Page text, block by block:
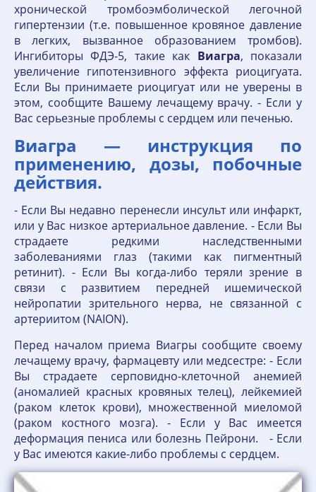
хронической тромбоэмболической легочной
гипертензии (т.е. повышенное кровяное давление
в легких, вызванное образованием тромбов).
Ингибиторы ФДЭ-5, такие как Виагра, показали
увеличение гипотензивного эффекта риоцигуата.
Если Вы принимаете риоцигуат или не уверены в
этом, сообщите Вашему лечащему врачу. - Если у
Вас серьезные проблемы с сердцем или печенью.
Виагра — инструкция по
применению, дозы, побочные
действия.
- Если Вы недавно перенесли инсульт или инфаркт,
или у Вас низкое артериальное давление. - Если Вы
страдаете редкими наследственными
заболеваниями глаз (такими как пигментный
ретинит). - Если Вы когда-либо теряли зрение в
связи с развитием передней ишемической
нейропатии зрительного нерва, не связанной с
артериитом (NAION).
Перед началом приема Виагры сообщите своему
лечащему врачу, фармацевту или медсестре: - Если
Вы страдаете серповидно-клеточной анемией
(аномалией красных кровяных телец), лейкемией
(раком клеток крови), множественной миеломой
(раком костного мозга). - Если у Вас имеется
деформация пениса или болезнь Пейрони. - Если
у Вас имеются какие-либо проблемы с сердцем.